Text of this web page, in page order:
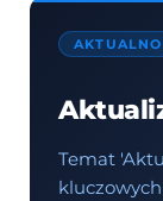
Temat